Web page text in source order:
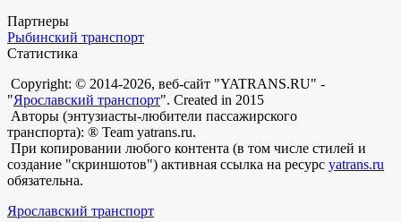
Партнеры
Рыбинский транспорт
Статистика
Copyright: © 2014-2026, веб-сайт "YATRANS.RU" -
"Ярославский транспорт". Created in 2015
Авторы (энтузиасты-любители пассажирского
транспорта): ® Team yatrans.ru.
При копировании любого контента (в том числе стилей и
создание "скриншотов") активная ссылка на ресурс yatrans.ru
обязательна.
Ярославский транспорт